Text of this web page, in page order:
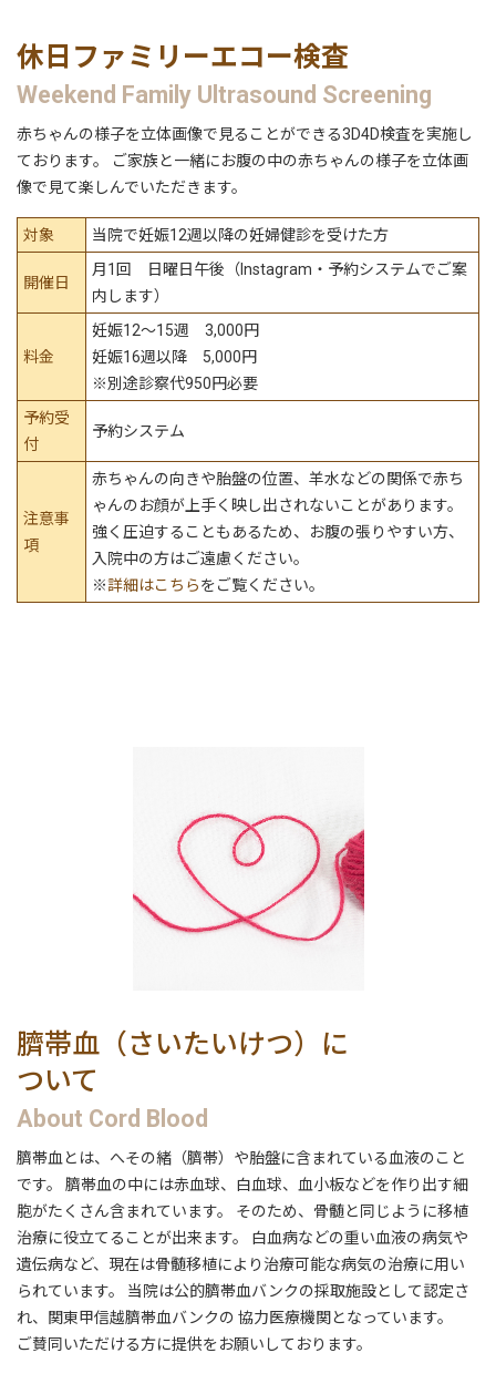
休日ファミリーエコー検査
Weekend Family Ultrasound Screening
赤ちゃんの様子を立体画像で見ることができる3D4D検査を実施し
ております。 ご家族と一緒にお腹の中の赤ちゃんの様子を立体画
像で見て楽しんでいただきます。
対象 当院で妊娠12週以降の妊婦健診を受けた方
開催日
月1回 日曜日午後（Instagram・予約システムでご案
内します）
料金
妊娠12～15週 3,000円
妊娠16週以降 5,000円
※別途診察代950円必要
予約受
付
予約システム
注意事
項
赤ちゃんの向きや胎盤の位置、羊水などの関係で赤ち
ゃんのお顔が上手く映し出されないことがあります。
強く圧迫することもあるため、お腹の張りやすい方、
入院中の方はご遠慮ください。
※詳細はこちらをご覧ください。
臍帯血（さいたいけつ）に
ついて
About Cord Blood
臍帯血とは、へその緒（臍帯）や胎盤に含まれている血液のこと
です。 臍帯血の中には赤血球、白血球、血小板などを作り出す細
胞がたくさん含まれています。 そのため、骨髄と同じように移植
治療に役立てることが出来ます。 白血病などの重い血液の病気や
遺伝病など、現在は骨髄移植により治療可能な病気の治療に用い
られています。 当院は公的臍帯血バンクの採取施設として認定さ
れ、関東甲信越臍帯血バンクの 協力医療機関となっています。
ご賛同いただける方に提供をお願いしております。